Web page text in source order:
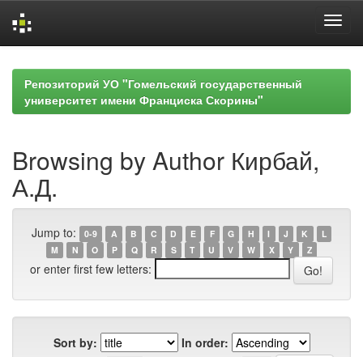
navigationРепозиторий УО "Гомельский государственный
университет имени Франциска Скорины"
Browsing by Author Кирбай,
А.Д.
Jump to: 0-9 A B C D E F G H I J K
L
M
N O P Q R S T U V W X Y Z
or enter first few letters:
Sort by:
In order: